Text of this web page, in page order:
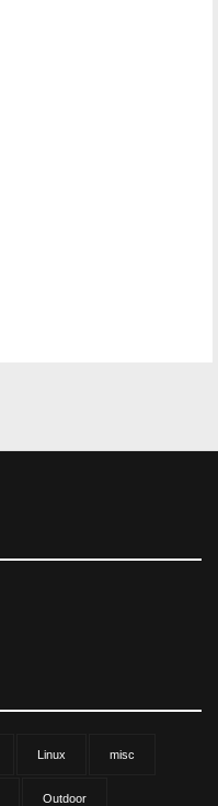
Linux misc
Outdoor